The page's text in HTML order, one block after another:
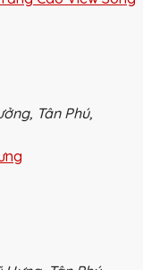
Tân Phú,